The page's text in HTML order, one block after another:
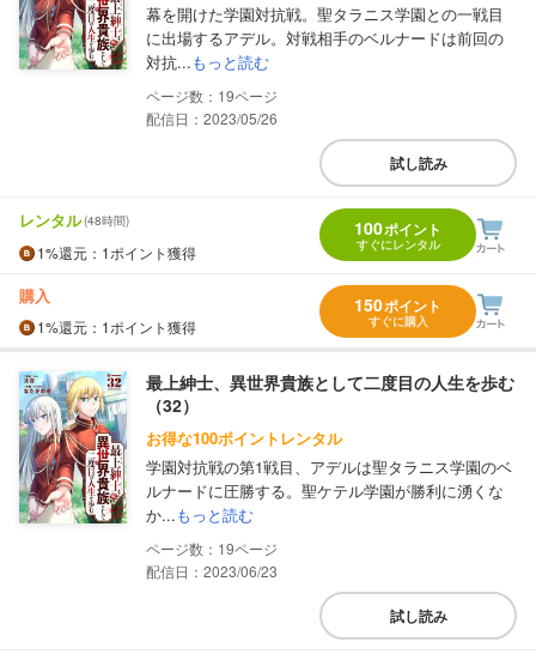
幕を開けた学園対抗戦。聖タラニス学園との一戦目
に出場するアデル。対戦相手のベルナードは前回の
対抗...もっと読む
19
配信日：2023/05/26
試し読み
レンタル(48時間)
1%還元 ：1ポイント獲得
100ポイント
すぐにレンタル
購入
1%還元 ：1ポイント獲得
150ポイント
すぐに購入
最上紳士、異世界貴族として二度目の人生を歩む
（32）
お得な100ポイントレンタル
学園対抗戦の第1戦目、アデルは聖タラニス学園のベ
ルナードに圧勝する。聖ケテル学園が勝利に湧くな
か...もっと読む
19
配信日：2023/06/23
試し読み